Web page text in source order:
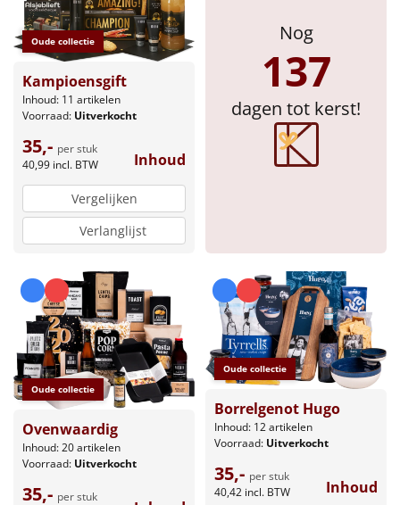
Oude collectie
Kampioensgift
Inhoud: 11 artikelen
Voorraad: Uitverkocht
35,- per stuk
40,99 incl. BTW Inhoud
Vergelijken
Verlanglijst
Nog
137
dagen tot kerst!
Oude collectie
Ovenwaardig
Inhoud: 20 artikelen
Voorraad: Uitverkocht
35,- per stuk
Oude collectie
Borrelgenot Hugo
Inhoud: 12 artikelen
Voorraad: Uitverkocht
35,- per stuk
40,42 incl. BTW Inhoud